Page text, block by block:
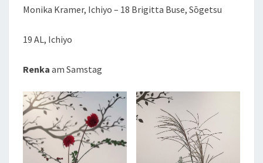
Monika Kramer, Ichiyo – 18 Brigitta Buse, Sōgetsu
19 AL, Ichiyo
Renka am Samstag